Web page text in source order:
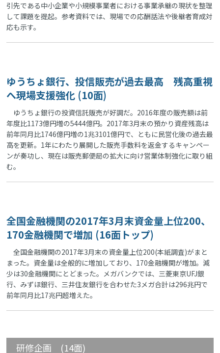
引先である中小企業や小規模事業者における事業承継の現状を整理
して課題を提起。参考資料では、現場での応酬話法や後継者育成対
応も示す。
ゆうちょ銀行、投信販売が過去最高 残高重視
へ現場支援強化 (10面)
ゆうちょ銀行の投資信託販売が好調だ。2016年度の販売額は前
年度比1173億円増の5444億円。2017年3月末の預かり資産残高は
前年同月比1746億円増の1兆3101億円で、ともに民営化後の過去最
高を更新。1年にわたり展開した販売手数料を返金するキャンペー
ンが奏功し、現在は販売郵便局の拡大に向け営業体制強化に取り組
む。
全国金融機関の2017年3月末資金量上位200、
170金融機関で増加 (16面トップ)
全国金融機関の2017年3月末の資金量上位200(本紙調査)がまと
まった。資金量は全般的に増加しており、170金融機関が増加。減
少は30金融機関にとどまった。メガバンクでは、三菱東京UFJ銀
行、みずほ銀行、三井住友銀行を合わせた3メガ合計は296兆円で
前年同月比17兆円超増えた。
研修企画 (14面)